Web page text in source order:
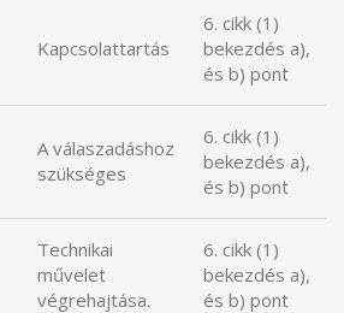
Kapcsolattartás
6. cikk (1)
bekezdés a),
és b) pont
A válaszadáshoz
szükséges
6. cikk (1)
bekezdés a),
és b) pont
Technikai
művelet
végrehajtása.
6. cikk (1)
bekezdés a),
és b) pont